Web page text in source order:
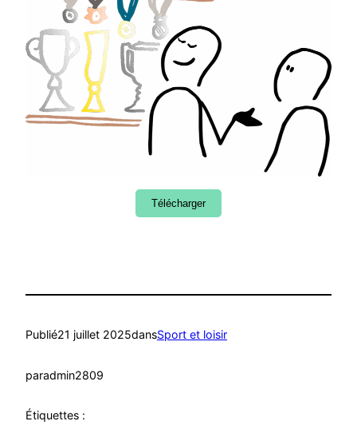
Télécharger
Publié21 juillet 2025dansSport et loisir
paradmin2809
Étiquettes :